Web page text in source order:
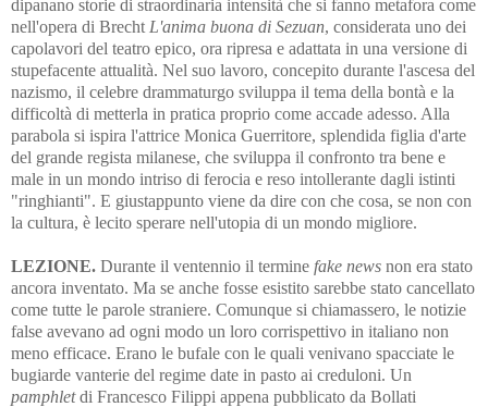
dipanano storie di straordinaria intensità che si fanno metafora come
nell'opera di Brecht L'anima buona di Sezuan, considerata uno dei
capolavori del teatro epico, ora ripresa e adattata in una versione di
stupefacente attualità. Nel suo lavoro, concepito durante l'ascesa del
nazismo, il celebre drammaturgo sviluppa il tema della bontà e la
difficoltà di metterla in pratica proprio come accade adesso. Alla
parabola si ispira l'attrice Monica Guerritore, splendida figlia d'arte
del grande regista milanese, che sviluppa il confronto tra bene e
male in un mondo intriso di ferocia e reso intollerante dagli istinti
"ringhianti". E giustappunto viene da dire con che cosa, se non con
la cultura, è lecito sperare nell'utopia di un mondo migliore.
LEZIONE. Durante il ventennio il termine fake news non era stato
ancora inventato. Ma se anche fosse esistito sarebbe stato cancellato
come tutte le parole straniere. Comunque si chiamassero, le notizie
false avevano ad ogni modo un loro corrispettivo in italiano non
meno efficace. Erano le bufale con le quali venivano spacciate le
bugiarde vanterie del regime date in pasto ai creduloni. Un
pamphletdi Francesco Filippi appena pubblicato da Bollati